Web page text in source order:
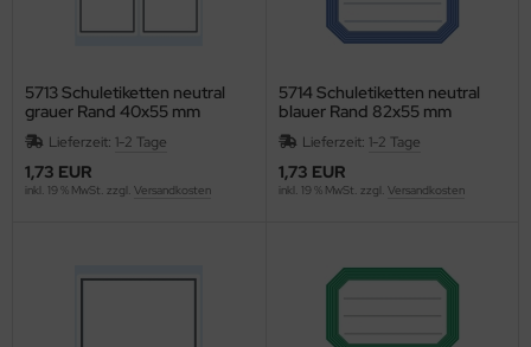
5713 Schuletiketten neutral
grauer Rand 40x55 mm
Lieferzeit: 1-2 Tage
1,73 EUR
inkl. 19 % MwSt. zzgl. Versandkosten
5714 Schuletiketten neutral
blauer Rand 82x55 mm
Lieferzeit: 1-2 Tage
1,73 EUR
inkl. 19 % MwSt. zzgl. Versandkosten